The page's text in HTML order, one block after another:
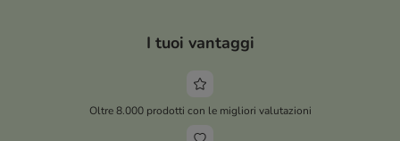
I tuoi vantaggi
Oltre 8.000 prodotti con le migliori valutazioni